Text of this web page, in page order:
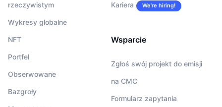
rzeczywistym
Wykresy globalne
NFT
Portfel
Obserwowane
Bazgroły
Kariera We’re hiring!
Wsparcie
Zgłoś swój projekt do emisji
na CMC
Formularz zapytania